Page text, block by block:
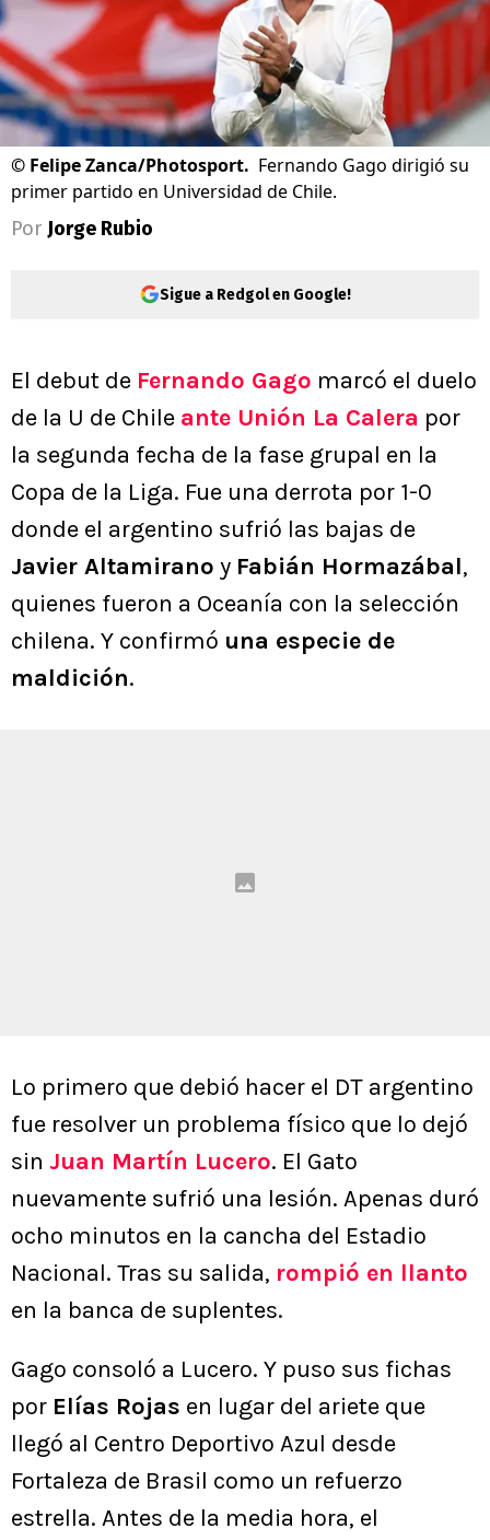
© Felipe Zanca/Photosport. Fernando Gago dirigió su
primer partido en Universidad de Chile.
Por Jorge Rubio
Sigue a Redgol en Google!
El debut de Fernando Gago marcó el duelo
de la U de Chile ante Unión La Calera por
la segunda fecha de la fase grupal en la
Copa de la Liga. Fue una derrota por 1-0
donde el argentino sufrió las bajas de
Javier Altamirano y Fabián Hormazábal,
quienes fueron a Oceanía con la selección
chilena. Y confirmó una especie de
maldición.
Lo primero que debió hacer el DT argentino
fue resolver un problema físico que lo dejó
sin Juan Martín Lucero. El Gato
nuevamente sufrió una lesión. Apenas duró
ocho minutos en la cancha del Estadio
Nacional. Tras su salida, rompió en llanto
en la banca de suplentes.
Gago consoló a Lucero. Y puso sus fichas
por Elías Rojas en lugar del ariete que
llegó al Centro Deportivo Azul desde
Fortaleza de Brasil como un refuerzo
estrella. Antes de la media hora, el